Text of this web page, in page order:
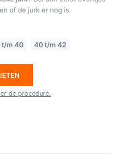
of de jurk er nog is.
t/m 40 40 t/m 42
de procedure.